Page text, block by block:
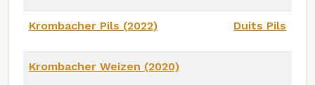
Krombacher Pils (2022) Duits Pils
Krombacher Weizen (2020)